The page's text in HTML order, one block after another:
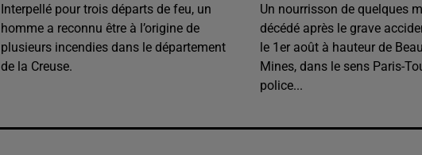
Interpellé pour trois départs de feu, un
homme a reconnu être à l’origine de
plusieurs incendies dans le département
de la Creuse.
Un nourrisson de quelques
décédé après le grave
le 1er août à hauteur de
Mines, dans le sens Paris-
police...